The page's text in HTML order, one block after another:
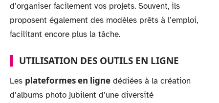
d’organiser facilement vos projets. Souvent, ils
proposent également des modèles prêts à l’emploi,
facilitant encore plus la tâche.
UTILISATION DES OUTILS EN LIGNE
Les plateformes en ligne dédiées à la création
d’albums photo jubilent d’une diversité